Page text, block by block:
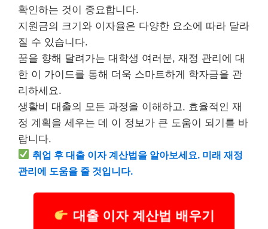
확인하는 것이 중요합니다.
지원금의 크기와 이자율은 다양한 요소에 따라 달라
질 수 있습니다.
꿈을 향해 달려가는 대학생 여러분, 재정 관리에 대
한 이 가이드를 통해 더욱 스마트하게 학자금을 관
리하세요.
생활비 대출의 모든 과정을 이해하고, 효율적인 재
정 계획을 세우는 데 이 정보가 큰 도움이 되기를 바
랍니다.
취업 후 대출 이자 계산법을 알아보세요. 미래 재정
관리에 도움을 줄 것입니다.
대출 이자 계산법 배우기